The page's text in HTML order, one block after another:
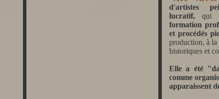
d'artistes
lucratif, qui
formation
et procédés
production, à
historiques et
Elle a été
comme
apparaissent